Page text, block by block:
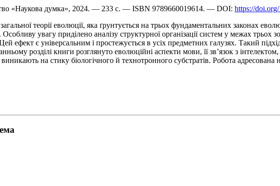
«Наукова думка», 2024. — 233 с. — ISBN 9789660019614. — DOI: https://
теорії еволюції, яка ґрунтується на трьох фундаментальних законах
увагу приділено аналізу структурної організації систем у межах трьох
є універсальним і простежується в усіх предметних галузях. Такий
розділі книги розглянуто еволюційні аспекти мови, її зв’язок з
на стику біологічного й технотронного субстратів. Робота